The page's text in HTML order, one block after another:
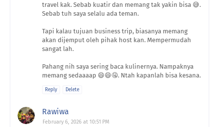
travel kak. Sebab kuatir dan memang tak yakin bisa 😅.
Sebab tuh saya selalu ada teman.
Tapi kalau tujuan business trip, biasanya memang
akan dijemput oleh pihak host kan. Mempermudah
sangat lah.
Pahang nih saya sering baca kulinernya. Nampaknya
memang sedaaaap 😄😄🤤. Ntah kapanlah bisa kesana.
Reply Delete
Rawiwa
February 6, 2026 at 10:51 PM